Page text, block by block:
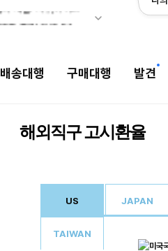
배송대행 구매대행 발견
해외직구 고시환율
US JAPAN
TAIWAN